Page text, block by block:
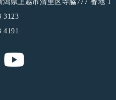
潟県上越市清里区寺脇777 番地 1
3123
4191